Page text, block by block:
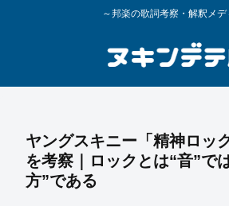
～邦楽の歌詞考察・解釈メデ
ヤングスキニー「精神ロッ
を考察｜ロックとは“音”で
方”である